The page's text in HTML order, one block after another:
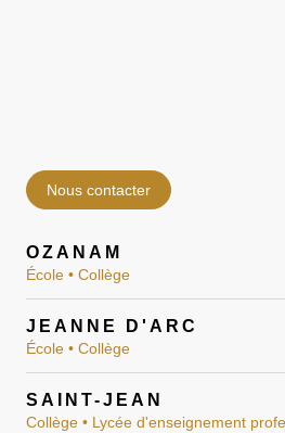
Nous contacter
OZANAM
École • Collège
JEANNE D'ARC
École • Collège
SAINT-JEAN
Collège • Lycée d'enseignement